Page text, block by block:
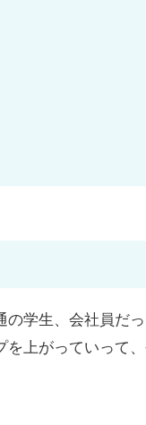
学生、会社員だっ
を上がっていって